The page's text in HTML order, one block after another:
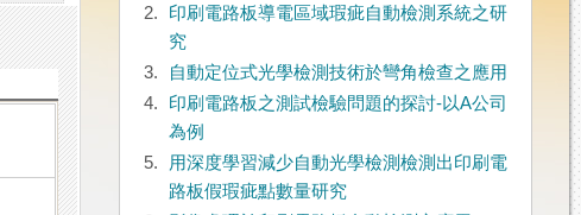
2.
印刷電路板導電區域瑕疵自動檢測系統之研
究
3.
自動定位式光學檢測技術於彎角檢查之應用
4.
印刷電路板之測試檢驗問題的探討-以A公司
為例
5.
用深度學習減少自動光學檢測檢測出印刷電
路板假瑕疵點數量研究